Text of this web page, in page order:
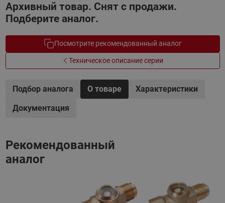
Архивный товар. Снят с продажи.
Подберите аналог.
Посмотрите рекомендованный аналог
Техническое описание серии
Подбор аналога О товаре
Характеристики
Документация
Рекомендованный
аналог